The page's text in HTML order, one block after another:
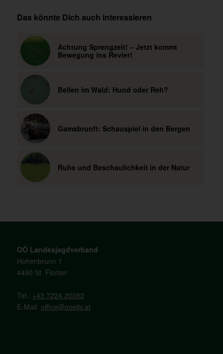
Das könnte Dich auch interessieren
Achtung Sprengzeit! – Jetzt kommt
Bewegung ins Revier!
Bellen im Wald: Hund oder Reh?
Gamsbrunft: Schauspiel in den Bergen
Ruhe und Beschaulichkeit in der Natur
OÖ Landesjagdverband
Hohenbrunn 1
4490 St. Florian
Tel.: +43 7224 20083
E-Mail: office@ooeljv.at